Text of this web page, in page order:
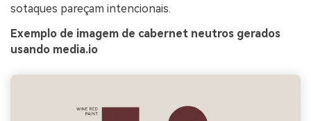
sotaques pareçam intencionais.
Exemplo de imagem de cabernet neutros gerados
usando media.io